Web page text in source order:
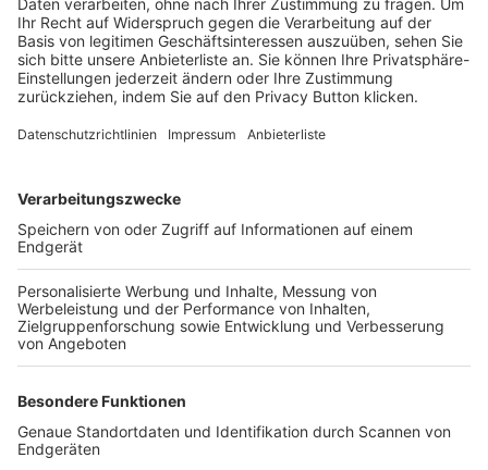
Trainerbörse
Login SpielPlus
FOLGE DEM BFV
TOP-VEREINE
TOP-PARTNER